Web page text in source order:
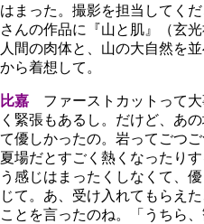
はまった。撮影を担当してく
さんの作品に『山と肌』（玄
人間の肉体と、山の大自然を
から着想して。
比嘉 ファーストカットって
く緊張もあるし。だけど、あ
て優しかったの。岩ってごつ
夏場だとすごく熱くなったり
う感じはまったくしなくて、
じて。あ、受け入れてもらえ
ことを言ったのね。「うちら